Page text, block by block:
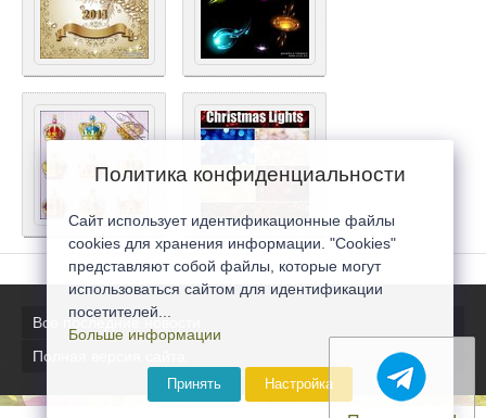
Все последние новости
Полная версия сайта
Политика конфиденциальности
Сайт использует идентификационные файлы
cookies для хранения информации. "Cookies"
представляют собой файлы, которые могут
использоваться сайтом для идентификации
посетителей...
Больше информации
Принять Настройка